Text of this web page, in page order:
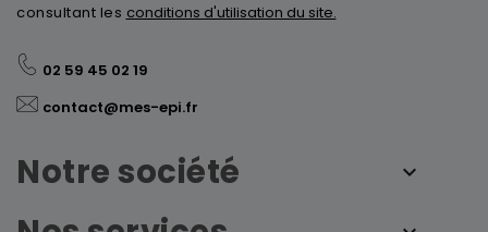
consultant les conditions d'utilisation du site.
02 59 45 02 19
contact@mes-epi.fr
Notre société